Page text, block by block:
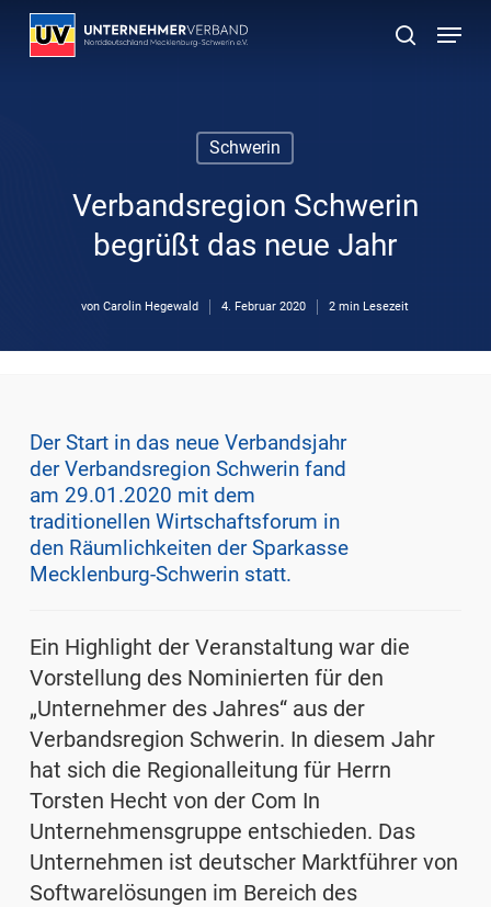
Skip
suchen
Menu
Schwerin
Verbandsregion Schwerin
begrüßt das neue Jahr
von Carolin Hegewald 4. Februar 2020 2 min Lesezeit
Der Start in das neue Verbandsjahr
der Verbandsregion Schwerin fand
am 29.01.2020 mit dem
traditionellen Wirtschaftsforum in
den Räumlichkeiten der Sparkasse
Mecklenburg-Schwerin statt.
Ein Highlight der Veranstaltung war die
Vorstellung des Nominierten für den
„Unternehmer des Jahres“ aus der
Verbandsregion Schwerin. In diesem Jahr
hat sich die Regionalleitung für Herrn
Torsten Hecht von der Com In
Unternehmensgruppe entschieden. Das
Unternehmen ist deutscher Marktführer von
Softwarelösungen im Bereich des